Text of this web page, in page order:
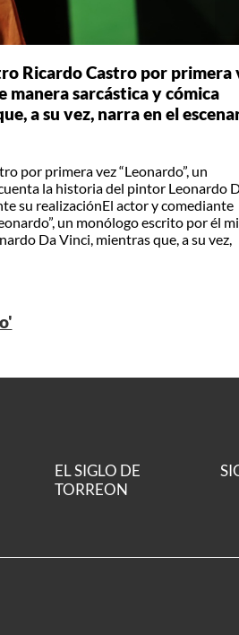
Ricardo Castro por primera
manera sarcástica y cómica
a su vez, narra en el
por primera vez “Leonardo”, un
la historia del pintor Leonardo
su realizaciónEl actor y comediante
un monólogo escrito por él
Da Vinci, mientras que, a su vez,
EL SIGLO DE
TORREON